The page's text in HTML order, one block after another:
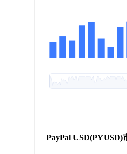
PayPal USD(PYUSD)